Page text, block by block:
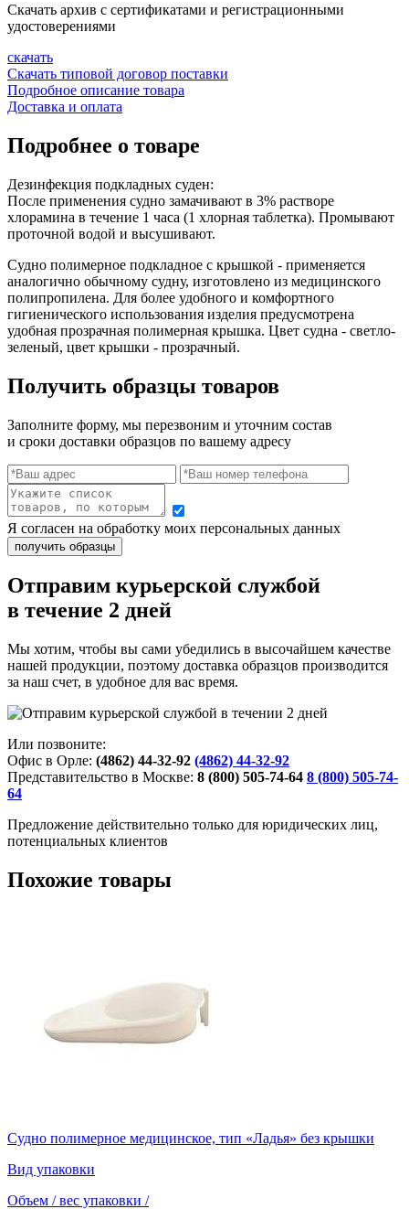
Скачать архив с сертификатами и регистрационными
удостоверениями
скачать
Скачать типовой договор поставки
Подробное описание товара
Доставка и оплата
Подробнее о товаре
Дезинфекция подкладных суден:
После применения судно замачивают в 3% растворе
хлорамина в течение 1 часа (1 хлорная таблетка). Промывают
проточной водой и высушивают.
Судно полимерное подкладное с крышкой - применяется
аналогично обычному судну, изготовлено из медицинского
полипропилена. Для более удобного и комфортного
гигиенического использования изделия предусмотрена
удобная прозрачная полимерная крышка. Цвет судна - светло-
зеленый, цвет крышки - прозрачный.
Получить образцы товаров
Заполните форму, мы перезвоним и уточним состав
и сроки доставки образцов по вашему адресу
Я согласен на обработку моих персональных данных
Отправим курьерской службой
в течение 2 дней
Мы хотим, чтобы вы сами убедились в высочайшем качестве
нашей продукции, поэтому доставка образцов производится
за наш счет, в удобное для вас время.
Или позвоните:
Офис в Орле: (4862) 44-32-92 (4862) 44-32-92
Представительство в Москве: 8 (800) 505-74-64 8 (800) 505-74-
64
Предложение действительно только для юридических лиц,
потенциальных клиентов
Похожие товары
Судно полимерное медицинское, тип «Ладья» без крышки
Вид упаковки
Объем / вес упаковки /